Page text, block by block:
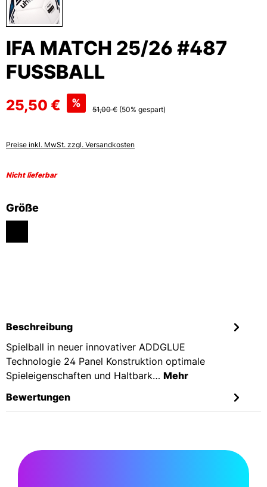
IFA MATCH 25/26 #487
FUSSBALL
25,50 € %
51,00 € (50% gespart)
Preise inkl. MwSt. zzgl. Versandkosten
Nicht lieferbar
Größeauswählen
Beschreibung
Spielball in neuer innovativer ADDGLUE
Technologie 24 Panel Konstruktion optimale
Spieleigenschaften und Haltbark… Mehr
Bewertungen